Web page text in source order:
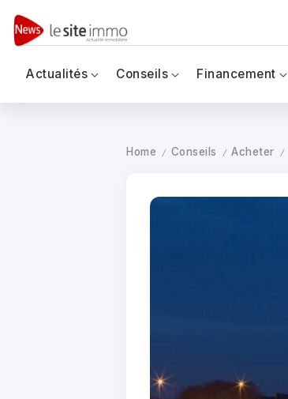
Actualités Conseils Financement
Home / Conseils / Acheter /